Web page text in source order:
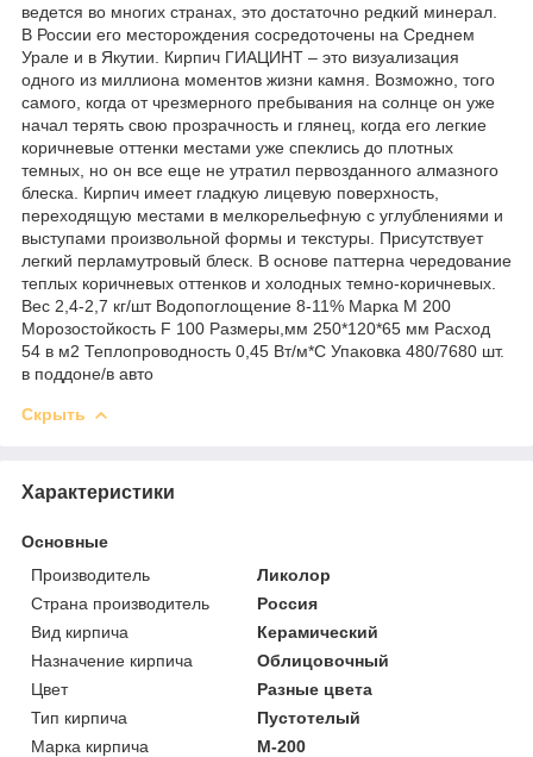
ведется во многих странах, это достаточно редкий минерал.
В России его месторождения сосредоточены на Среднем
Урале и в Якутии. Кирпич ГИАЦИНТ – это визуализация
одного из миллиона моментов жизни камня. Возможно, того
самого, когда от чрезмерного пребывания на солнце он уже
начал терять свою прозрачность и глянец, когда его легкие
коричневые оттенки местами уже спеклись до плотных
темных, но он все еще не утратил первозданного алмазного
блеска. Кирпич имеет гладкую лицевую поверхность,
переходящую местами в мелкорельефную с углублениями и
выступами произвольной формы и текстуры. Присутствует
легкий перламутровый блеск. В основе паттерна чередование
теплых коричневых оттенков и холодных темно-коричневых.
Вес 2,4-2,7 кг/шт Водопоглощение 8-11% Марка М 200
Морозостойкость F 100 Размеры,мм 250*120*65 мм Расход
54 в м2 Теплопроводность 0,45 Вт/м*С Упаковка 480/7680 шт.
в поддоне/в авто
Скрыть
Характеристики
Основные
Производитель
Ликолор
Страна производитель
Россия
Вид кирпича
Керамический
Назначение кирпича
Облицовочный
Цвет
Разные цвета
Тип кирпича
Пустотелый
Марка кирпича
М-200